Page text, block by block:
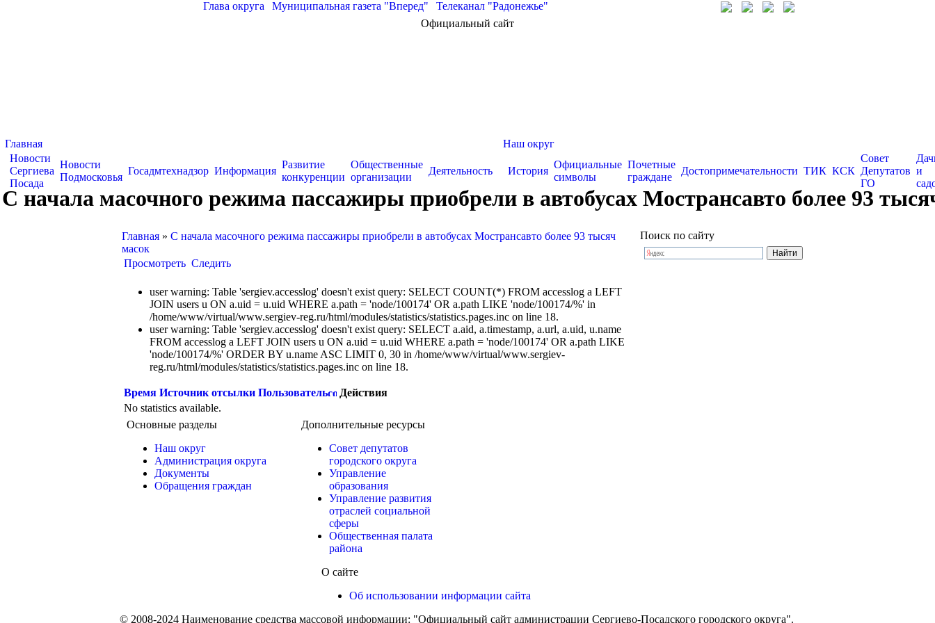
Глава округа Муниципальная газета "Вперед"
Телеканал "Радонежье"
Официальный сайт
Главная
Новости
Сергиева
Посада
Новости
Подмосковья
Госадмтехнадзор Информация
Развитие
конкуренции
Общественные
организации
Деятельность
Наш округ
История
Официальные
символы
Почетные
граждане
Достопримечательности ТИК КСК
Совет
Депутатов
ГО
и
С начала масочного режима пассажиры приобрели в автобусах Мострансавто более 93
Главная » С начала масочного режима пассажиры приобрели в автобусах Мострансавто более 93 тысяч
масок
Просмотреть Следить
user warning: Table 'sergiev.accesslog' doesn't exist query: SELECT COUNT(*) FROM accesslog a LEFT
JOIN users u ON a.uid = u.uid WHERE a.path = 'node/100174' OR a.path LIKE 'node/100174/%' in
/home/www/virtual/www.sergiev-reg.ru/html/modules/statistics/statistics.pages.inc on line 18.
user warning: Table 'sergiev.accesslog' doesn't exist query: SELECT a.aid, a.timestamp, a.url, a.uid, u.name
FROM accesslog a LEFT JOIN users u ON a.uid = u.uid WHERE a.path = 'node/100174' OR a.path LIKE
'node/100174/%' ORDER BY u.name ASC LIMIT 0, 30 in /home/www/virtual/www.sergiev-
reg.ru/html/modules/statistics/statistics.pages.inc on line 18.
Время Источник отсылки Пользователь
Действия
No statistics available.
Поиск по сайту
Основные разделы
Наш округ
Администрация округа
Документы
Обращения граждан
Дополнительные ресурсы
Совет депутатов
городского округа
Управление
образования
Управление развития
отраслей социальной
сферы
Общественная палата
района
О сайте
Об использовании информации сайта
© 2008-2024 Наименование средства массовой информации: "Официальный сайт администрации Сергиево-Посадского городского округа".